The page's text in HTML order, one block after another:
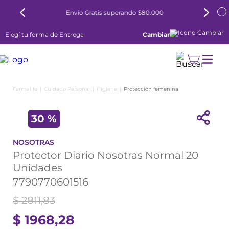
Envío Gratis superando $80.000
Elegí tu forma de Entrega Cambiar
Cuidado Personal Higiene Protección femenina
30 %
NOSOTRAS
Protector Diario Nosotras Normal 20
Unidades
7790770601516
$ 1968,28
$ 2811,83